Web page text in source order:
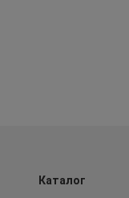
Каталог